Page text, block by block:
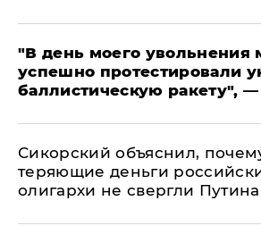
​"В день моего увольнения
успешно протестировали
баллистическую ракету",
Сикорский объяснил,
теряющие деньги
олигархи не свергли Путина